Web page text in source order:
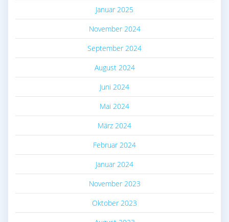
Januar 2025
November 2024
September 2024
August 2024
Juni 2024
Mai 2024
März 2024
Februar 2024
Januar 2024
November 2023
Oktober 2023